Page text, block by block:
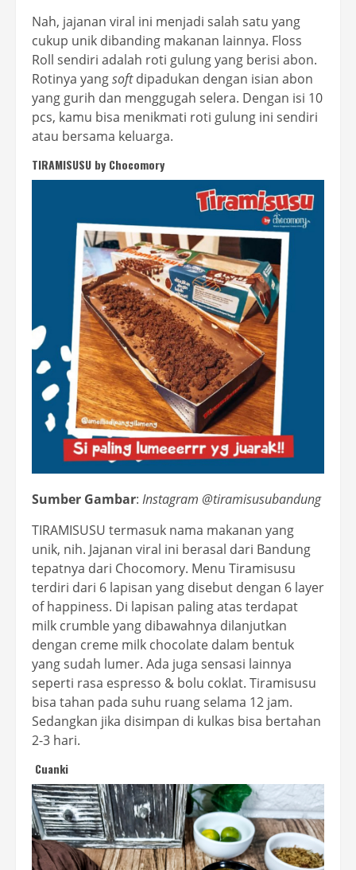
Nah, jajanan viral ini menjadi salah satu yang
cukup unik dibanding makanan lainnya. Floss
Roll sendiri adalah roti gulung yang berisi abon.
Rotinya yangsoftdipadukan dengan isian abon
yang gurih dan menggugah selera. Dengan isi 10
pcs, kamu bisa menikmati roti gulung ini sendiri
atau bersama keluarga.
TIRAMISUSU by Chocomory
Sumber Gambar: Instagram @tiramisusubandung
TIRAMISUSU termasuk nama makanan yang
unik, nih. Jajanan viral ini berasal dari Bandung
tepatnya dari Chocomory. Menu Tiramisusu
terdiri dari 6 lapisan yang disebut dengan 6 layer
of happiness. Di lapisan paling atas terdapat
milk crumble yang dibawahnya dilanjutkan
dengan creme milk chocolate dalam bentuk
yang sudah lumer. Ada juga sensasi lainnya
seperti rasa espresso & bolu coklat. Tiramisusu
bisa tahan pada suhu ruang selama 12 jam.
Sedangkan jika disimpan di kulkas bisa bertahan
2-3 hari.
Cuanki